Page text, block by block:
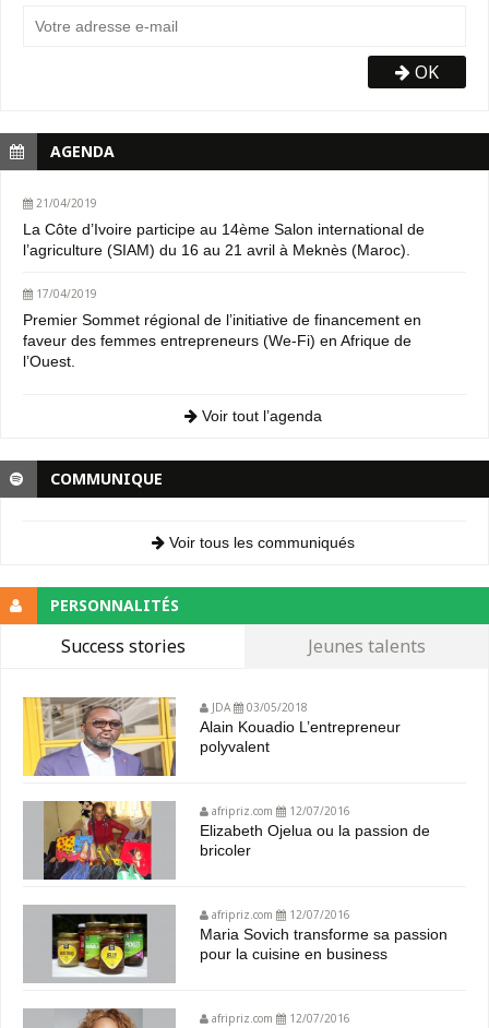
OK
AGENDA
21/04/2019
La Côte d’Ivoire participe au 14ème Salon international de
l’agriculture (SIAM) du 16 au 21 avril à Meknès (Maroc).
17/04/2019
Premier Sommet régional de l’initiative de financement en
faveur des femmes entrepreneurs (We-Fi) en Afrique de
l’Ouest.
Voir tout l’agenda
COMMUNIQUE
Voir tous les communiqués
PERSONNALITÉS
Success stories Jeunes talents
JDA 03/05/2018
Alain Kouadio L’entrepreneur
polyvalent
afripriz.com 12/07/2016
Elizabeth Ojelua ou la passion de
bricoler
afripriz.com 12/07/2016
Maria Sovich transforme sa passion
pour la cuisine en business
afripriz.com 12/07/2016